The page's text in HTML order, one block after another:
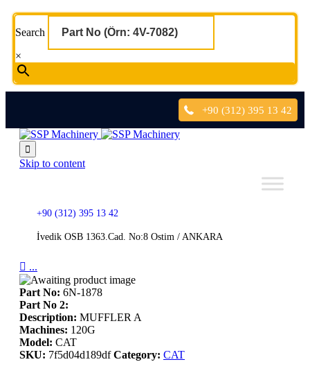
Search
×
+90 (312) 395 13 42

Skip to content
+90 (312) 395 13 42
İvedik OSB 1363.Cad. No:8 Ostim / ANKARA
 ...
Part No: 6N-1878
Part No 2:
Description: MUFFLER A
Machines: 120G
Model: CAT
SKU: 7f5d04d189df Category: CAT